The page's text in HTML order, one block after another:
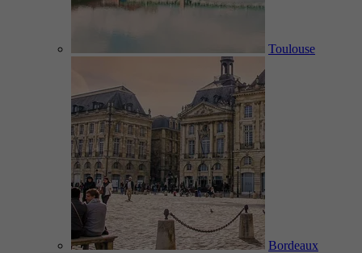
Toulouse
Bordeaux